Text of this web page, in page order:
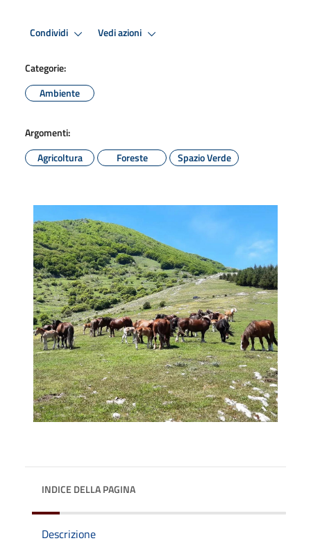
Condividi Vedi azioni
Categorie:
Ambiente
Argomenti:
Agricoltura
Foreste Spazio Verde
INDICE DELLA PAGINA
Descrizione